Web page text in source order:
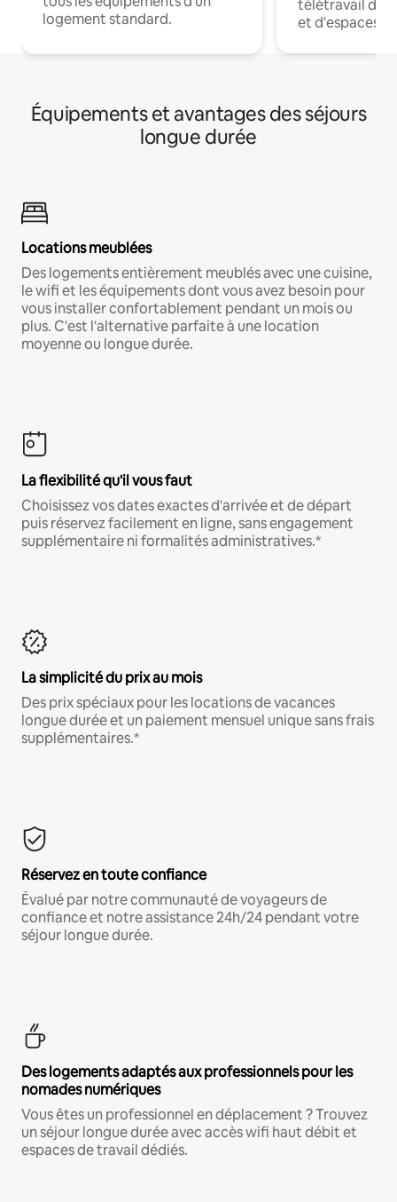
logement standard.
télétravail
et d'espaces
Équipements et avantages des séjours
longue durée
Locations meublées
Des logements entièrement meublés avec une cuisine,
le wifi et les équipements dont vous avez besoin pour
vous installer confortablement pendant un mois ou
plus. C'est l'alternative parfaite à une location
moyenne ou longue durée.
La flexibilité qu'il vous faut
Choisissez vos dates exactes d'arrivée et de départ
puis réservez facilement en ligne, sans engagement
supplémentaire ni formalités administratives.*
La simplicité du prix au mois
Des prix spéciaux pour les locations de vacances
longue durée et un paiement mensuel unique sans frais
supplémentaires.*
Réservez en toute confiance
Évalué par notre communauté de voyageurs de
confiance et notre assistance 24h/24 pendant votre
séjour longue durée.
Des logements adaptés aux professionnels pour les
nomades numériques
Vous êtes un professionnel en déplacement ? Trouvez
un séjour longue durée avec accès wifi haut débit et
espaces de travail dédiés.